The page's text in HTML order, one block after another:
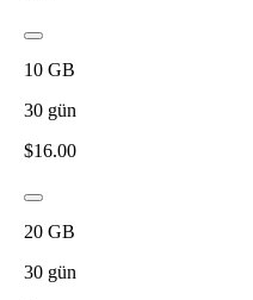
10 GB
30 gün
$16.00
20 GB
30 gün